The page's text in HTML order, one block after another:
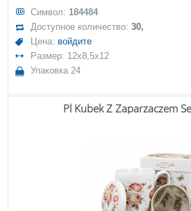
Символ: 184484
Доступное количество:30,
Цена: войдите
Размер: 12x8,5x12
Упаковка 24
Pl Kubek Z Zaparzaczem